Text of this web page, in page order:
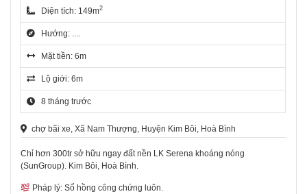
Diện tích: 149m2
Hướng: ....
Mặt tiền: 6m
Lộ giới: 6m
8 tháng trước
chợ bãi xe, Xã Nam Thượng, Huyện Kim Bôi, Hoà Bình
Chỉ hơn 300tr sở hữu ngay đất nền LK Serena khoáng nóng
(SunGroup). Kim Bôi, Hoà Bình.
Pháp lý: Sổ hồng công chứng luôn.